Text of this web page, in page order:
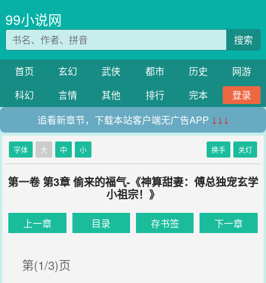
99小说网
搜索
首页 玄幻 武侠 都市 历史
网游
科幻
言情 其他 排行 完本
登录
追看新章节，下载本站客户端无广告APP ↓↓↓
字体 大 中 小 换手 关灯
第一卷 第3章 偷来的福气-《神算甜妻：傅总独宠玄学
小祖宗！》
上一章 目录 存书签 下一章
第(1/3)页